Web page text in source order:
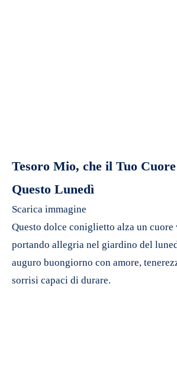
Tesoro Mio, che il Tuo
Questo Lunedì
Scarica immagine
Questo dolce coniglietto alza un
portando allegria nel giardino del
auguro buongiorno con amore,
sorrisi capaci di durare.